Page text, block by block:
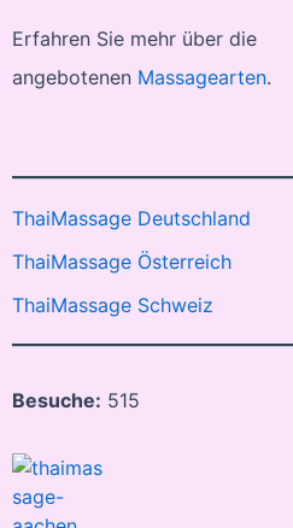
Erfahren Sie mehr über die
angebotenen Massagearten.
ThaiMassage Deutschland
ThaiMassage Österreich
ThaiMassage Schweiz
Besuche: 515